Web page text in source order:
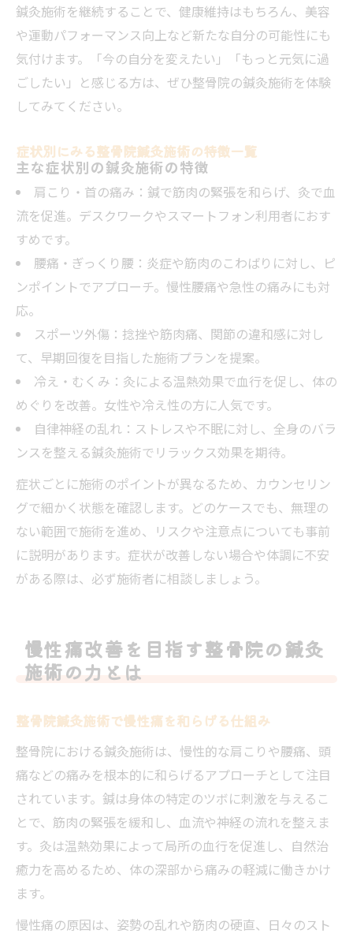
鍼灸施術を継続することで、健康維持はもちろん、美容
や運動パフォーマンス向上など新たな自分の可能性にも
気付けます。「今の自分を変えたい」「もっと元気に過
ごしたい」と感じる方は、ぜひ整骨院の鍼灸施術を体験
してみてください。
症状別にみる整骨院鍼灸施術の特徴一覧
主な症状別の鍼灸施術の特徴
肩こり・首の痛み：鍼で筋肉の緊張を和らげ、灸で血
流を促進。デスクワークやスマートフォン利用者におす
すめです。
腰痛・ぎっくり腰：炎症や筋肉のこわばりに対し、ピ
ンポイントでアプローチ。慢性腰痛や急性の痛みにも対
応。
スポーツ外傷：捻挫や筋肉痛、関節の違和感に対し
て、早期回復を目指した施術プランを提案。
冷え・むくみ：灸による温熱効果で血行を促し、体の
めぐりを改善。女性や冷え性の方に人気です。
自律神経の乱れ：ストレスや不眠に対し、全身のバラ
ンスを整える鍼灸施術でリラックス効果を期待。
症状ごとに施術のポイントが異なるため、カウンセリン
グで細かく状態を確認します。どのケースでも、無理の
ない範囲で施術を進め、リスクや注意点についても事前
に説明があります。症状が改善しない場合や体調に不安
がある際は、必ず施術者に相談しましょう。
慢性痛改善を目指す整骨院の鍼灸
施術の力とは
整骨院鍼灸施術で慢性痛を和らげる仕組み
整骨院における鍼灸施術は、慢性的な肩こりや腰痛、頭
痛などの痛みを根本的に和らげるアプローチとして注目
されています。鍼は身体の特定のツボに刺激を与えるこ
とで、筋肉の緊張を緩和し、血流や神経の流れを整えま
す。灸は温熱効果によって局所の血行を促進し、自然治
癒力を高めるため、体の深部から痛みの軽減に働きかけ
ます。
慢性痛の原因は、姿勢の乱れや筋肉の硬直、日々のスト